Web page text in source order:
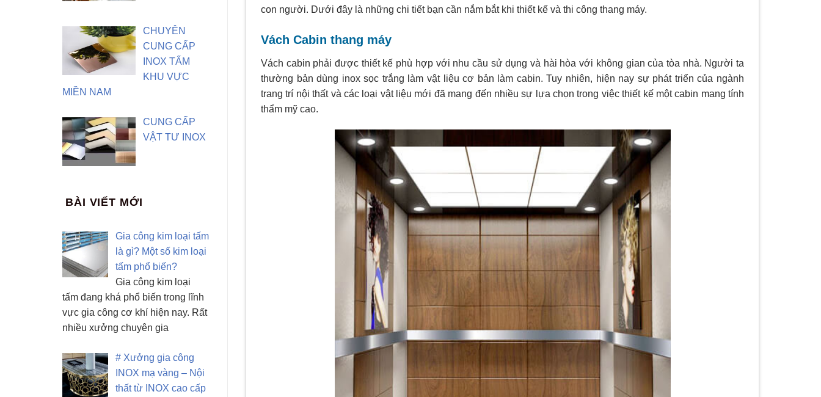
CHUYÊN
CUNG CẤP
INOX TẤM
KHU VỰC
MIỀN NAM
CUNG CẤP
VẬT TƯ INOX
BÀI VIẾT MỚI
Gia công kim loại tấm
là gì? Một số kim loại
tấm phổ biến?
Gia công kim loại
tấm đang khá phổ biến trong lĩnh
vực gia công cơ khí hiện nay. Rất
nhiều xưởng chuyên gia
# Xưởng gia công
INOX mạ vàng – Nội
thất từ INOX cao cấp
con người. Dưới đây là những chi tiết bạn cần nắm bắt khi thiết kế và thi công thang máy.
Vách Cabin thang máy
Vách cabin phải được thiết kế phù hợp với nhu cầu sử dụng và hài hòa với không gian của tòa nhà. Người ta
thường bản dùng inox sọc trắng làm vật liệu cơ bản làm cabin. Tuy nhiên, hiện nay sự phát triển của ngành
trang trí nội thất và các loại vật liệu mới đã mang đến nhiều sự lựa chọn trong việc thiết kế một cabin mang tính
thẩm mỹ cao.